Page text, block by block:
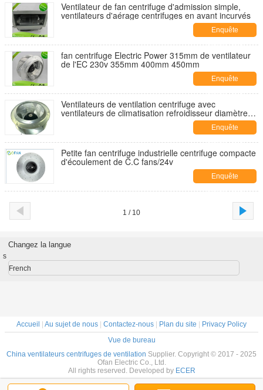
Ventilateur de fan centrifuge d'admission simple,
ventilateurs d'aérage centrifuges en avant incurvés
Enquête
maintenant
fan centrifuge Electric Power 315mm de ventilateur
de l'EC 230v 355mm 400mm 450mm
Enquête
maintenant
Ventilateurs de ventilation centrifuge avec
ventilateurs de climatisation refroidisseur diamètre
Enquête
maintenant
Petite fan centrifuge industrielle centrifuge compacte
d'écoulement de C.C fans/24v
Enquête
maintenant
1 / 10
Changez la langue
s
French
Accueil Au sujet de nous Contactez-nous Plan du site
Privacy Policy
Vue de bureau
China ventilateurs centrifuges de ventilation Supplier. Copyright © 2017 - 2025
Ofan Electric Co., Ltd.
All rights reserved. Developed by ECER